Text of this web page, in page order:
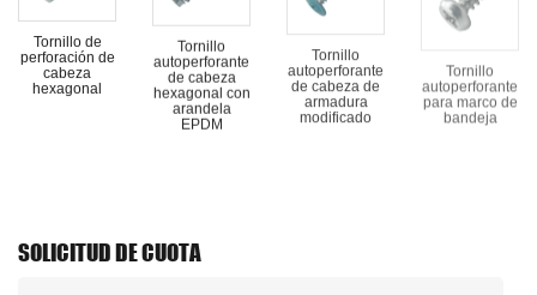
Tornillo de
perforación de
cabeza
hexagonal
Tornillo
autoperforante
de cabeza
hexagonal con
arandela
EPDM
autoperforante
de cabeza de
armadura
modificado
para marco de
bandeja
SOLICITUD DE CUOTA